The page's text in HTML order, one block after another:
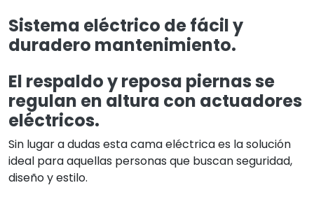
Sistema eléctrico de fácil y
duradero mantenimiento.
El respaldo y reposa piernas se
regulan en altura con actuadores
eléctricos.
Sin lugar a dudas esta cama eléctrica es la solución
ideal para aquellas personas que buscan seguridad,
diseño y estilo.